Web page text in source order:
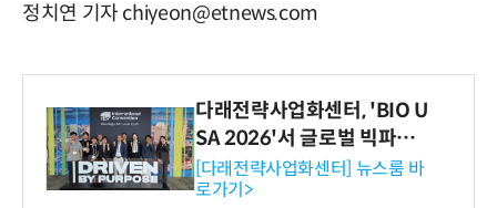
정치연 기자 chiyeon@etnews.com
다래전략사업화센터, 'BIO U
SA 2026'서 글로벌 빅파마
와의 비즈니스 미팅 지원…K
-바이오 해외 진출 교두보 확
[다래전략사업화센터] 뉴스룸 바
로가기>